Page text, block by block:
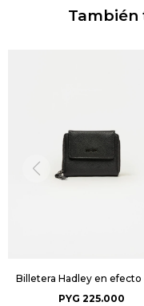
También
PYG 225.000